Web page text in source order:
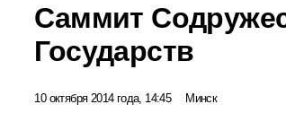
Саммит
Государств
10 октября 2014 года, 14:45 Минск